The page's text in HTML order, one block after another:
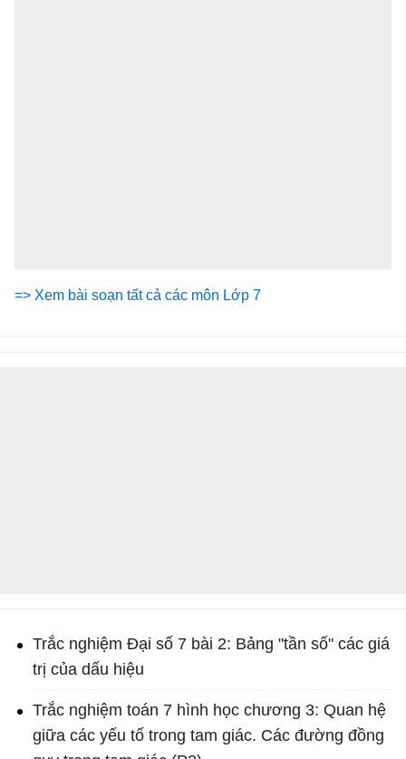
=> Xem bài soạn tất cả các môn Lớp 7
Trắc nghiệm Đại số 7 bài 2: Bảng "tần số" các giá
trị của dấu hiệu
Trắc nghiệm toán 7 hình học chương 3: Quan hệ
giữa các yếu tố trong tam giác. Các đường đồng